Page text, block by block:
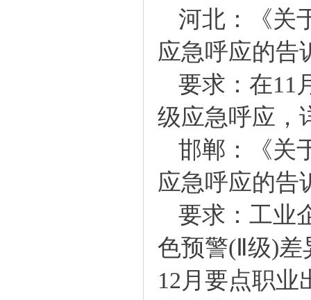
河北：《关
应急呼应的告
要求：在11
级应急呼应，
邯郸：《关
应急呼应的告
要求：工业
色预警(Ⅱ级)差
12月要点职业